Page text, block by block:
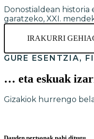
Donostialdean
garatzeko, XXI.
IRAKURRI
GURE ESENTZIA,
… eta eskuak
Gizakiok hurrengo